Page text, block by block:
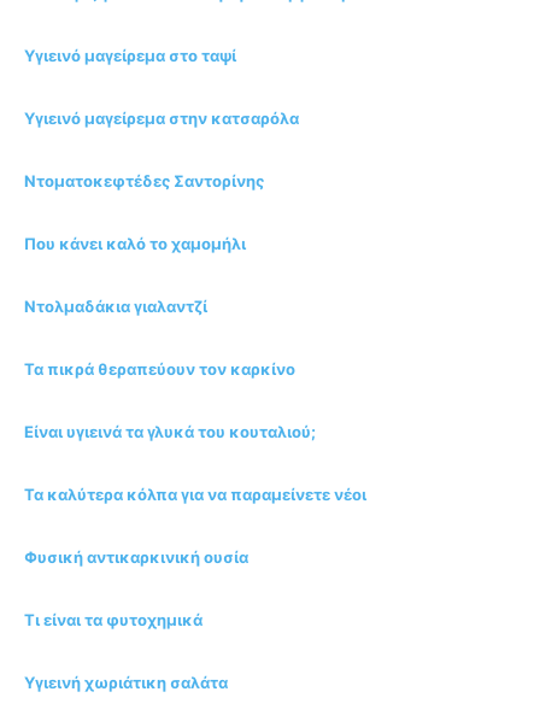
Υγιεινό μαγείρεμα στο ταψί
Υγιεινό μαγείρεμα στην κατσαρόλα
Ντοματοκεφτέδες Σαντορίνης
Που κάνει καλό το χαμομήλι
Ντολμαδάκια γιαλαντζί
Τα πικρά θεραπεύουν τον καρκίνο
Είναι υγιεινά τα γλυκά του κουταλιού;
Τα καλύτερα κόλπα για να παραμείνετε νέοι
Φυσική αντικαρκινική ουσία
Τι είναι τα φυτοχημικά
Υγιεινή χωριάτικη σαλάτα